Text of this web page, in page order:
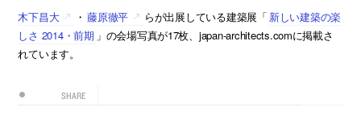
木下昌大 ・ 藤原徹平 らが出展している建築展「 新しい建築の楽
しさ 2014・前期 」の会場写真が17枚、japan-architects.comに掲載さ
れています。
SHARE